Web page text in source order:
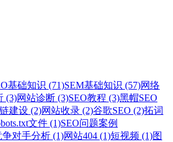
基础知识 (71)SEM基础知识 (57)网络
(3)网站诊断 (3)SEO教程 (3)黑帽SEO
建设 (2)网站收录 (2)谷歌SEO (2)拓词
文件 (1)SEO问题案例
争对手分析 (1)网站404 (1)短视频 (1)图